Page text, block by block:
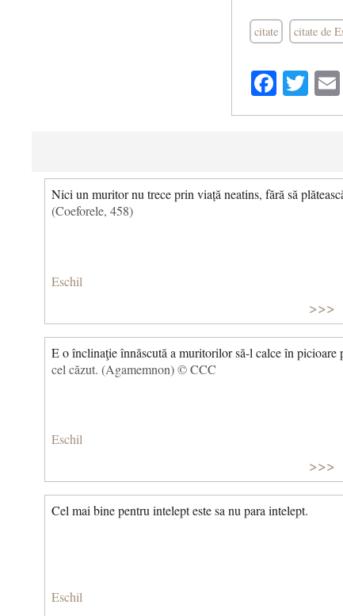
citate citate de
Nici un muritor nu trece prin viață neatins, fără să
(Coeforele, 458)
Eschil
>>>
E o înclinaţie înnăscută a muritorilor să-l calce în picioare
cel căzut. (Agamemnon) © CCC
Eschil
>>>
Cel mai bine pentru intelept este sa nu para intelept.
Eschil